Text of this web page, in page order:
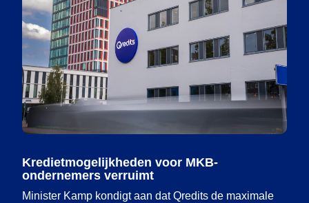
Kredietmogelijkheden voor MKB-
ondernemers verruimt
Minister Kamp kondigt aan dat Qredits de maximale